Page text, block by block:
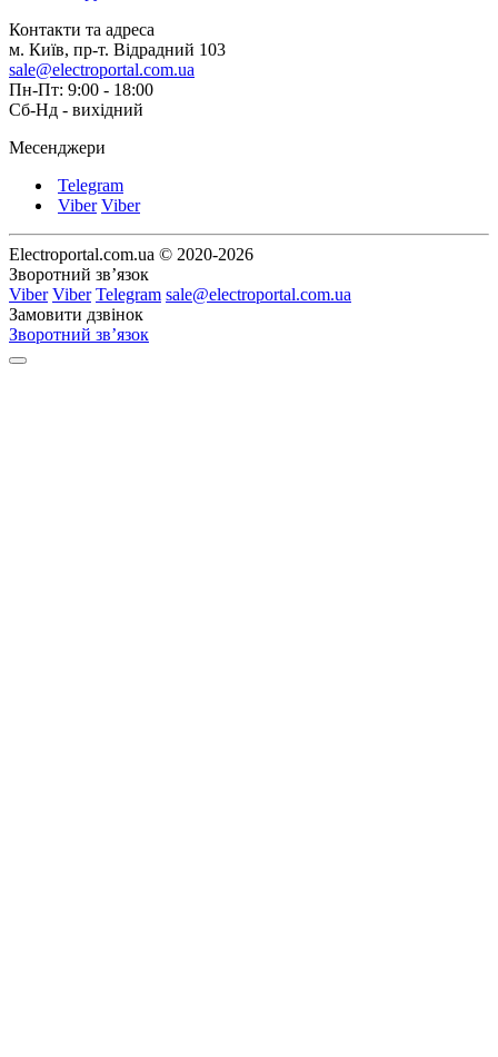
Контакти та адреса
м. Київ, пр-т. Відрадний 103
sale@electroportal.com.ua
Пн-Пт: 9:00 - 18:00
Сб-Нд - вихідний
Месенджери
Telegram
Viber Viber
Electroportal.com.ua © 2020-2026
Зворотний зв’язок
Viber Viber Telegram sale@electroportal.com.ua
Замовити дзвінок
Зворотний зв’язок